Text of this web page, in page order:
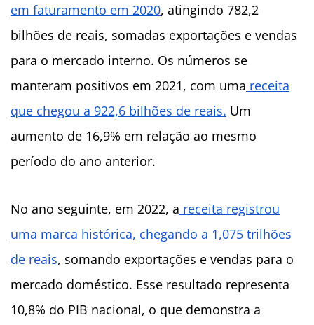
em faturamento em 2020, atingindo 782,2
bilhões de reais, somadas exportações e vendas
para o mercado interno. Os números se
manteram positivos em 2021, com uma receita
que chegou a 922,6 bilhões de reais. Um
aumento de 16,9% em relação ao mesmo
período do ano anterior.
No ano seguinte, em 2022, a receita registrou
uma marca histórica, chegando a 1,075 trilhões
de reais, somando exportações e vendas para o
mercado doméstico. Esse resultado representa
10,8% do PIB nacional, o que demonstra a